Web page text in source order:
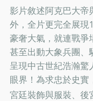
影片敘述阿克巴大帝
外，全片更完全展現
豪奢大氣，就連戰爭
甚至出動大象兵團、
呈現中古世紀浩瀚驚
眼界！為求忠於史實
宮廷裝飾與服裝、後